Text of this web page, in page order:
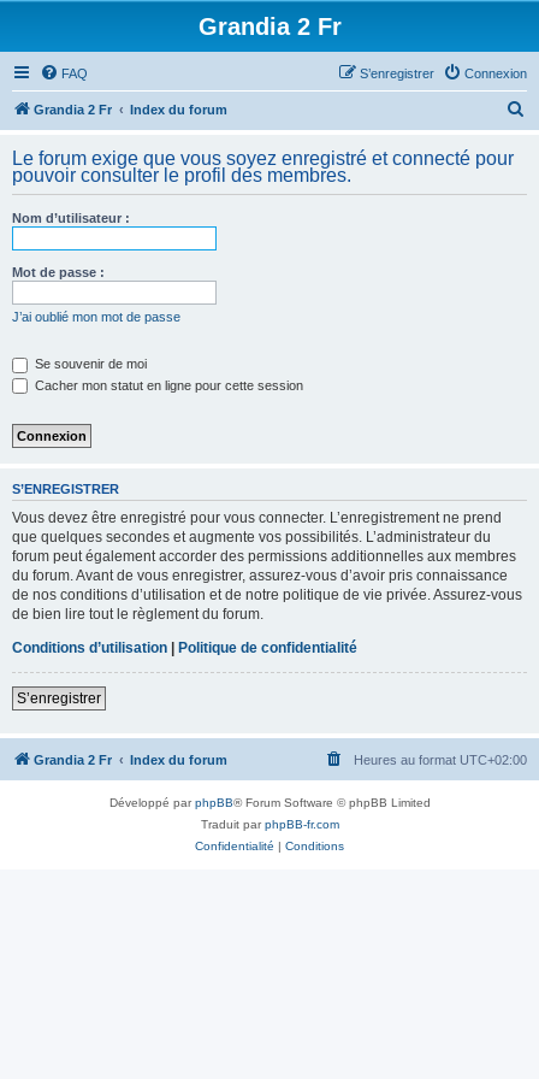
Grandia 2 Fr
FAQ Connexion
S’enregistrer
Grandia 2 Fr Index du forum
h
Le forum exige que vous soyez enregistré et connecté pour
pouvoir consulter le profil des membres.
Nom d’utilisateur :
Mot de passe :
J’ai oublié mon mot de passe
Se souvenir de moi
Cacher mon statut en ligne pour cette session
S’ENREGISTRER
Vous devez être enregistré pour vous connecter. L’enregistrement ne prend
que quelques secondes et augmente vos possibilités. L’administrateur du
forum peut également accorder des permissions additionnelles aux membres
du forum. Avant de vous enregistrer, assurez-vous d’avoir pris connaissance
de nos conditions d’utilisation et de notre politique de vie privée. Assurez-vous
de bien lire tout le règlement du forum.
Conditions d’utilisation | Politique de confidentialité
S’enregistrer
Grandia 2 Fr Index du forum Heures au format UTC+02:00
Développé parphpBB® Forum Software © phpBB Limited
Traduit parphpBB-fr.com
Confidentialité | Conditions